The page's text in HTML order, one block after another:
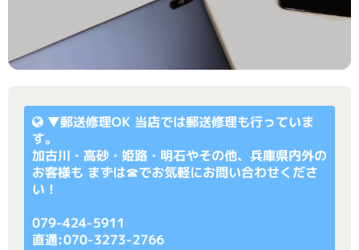
▼郵送修理OK 当店では郵送修理も行っていま
す。
加古川・高砂・姫路・明石やその他、兵庫県内外の
お客様も まずは☎でお気軽にお問い合わせくださ
い！
079-424-5911
直通:070-3273-2766